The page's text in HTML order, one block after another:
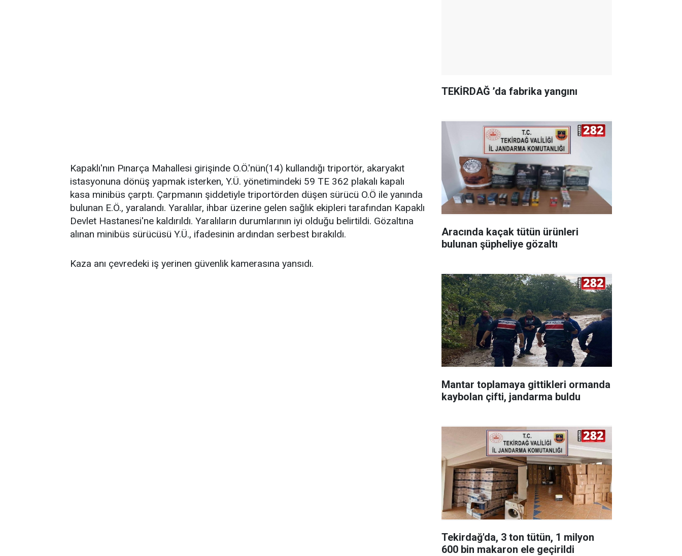
Kapaklı'nın Pınarça Mahallesi girişinde O.Ö.'nün(14) kullandığı triportör, akaryakıt
istasyonuna dönüş yapmak isterken, Y.Ü. yönetimindeki 59 TE 362 plakalı kapalı
kasa minibüs çarptı. Çarpmanın şiddetiyle triportörden düşen sürücü O.Ö ile yanında
bulunan E.Ö., yaralandı. Yaralılar, ihbar üzerine gelen sağlık ekipleri tarafından Kapaklı
Devlet Hastanesi'ne kaldırıldı. Yaralıların durumlarının iyi olduğu belirtildi. Gözaltına
alınan minibüs sürücüsü Y.Ü., ifadesinin ardından serbest bırakıldı.
Kaza anı çevredeki iş yerinen güvenlik kamerasına yansıdı.
TEKİRDAĞ ’da fabrika yangını
Aracında kaçak tütün ürünleri
bulunan şüpheliye gözaltı
Mantar toplamaya gittikleri ormanda
kaybolan çifti, jandarma buldu
Tekirdağ'da, 3 ton tütün, 1 milyon
600 bin makaron ele geçirildi